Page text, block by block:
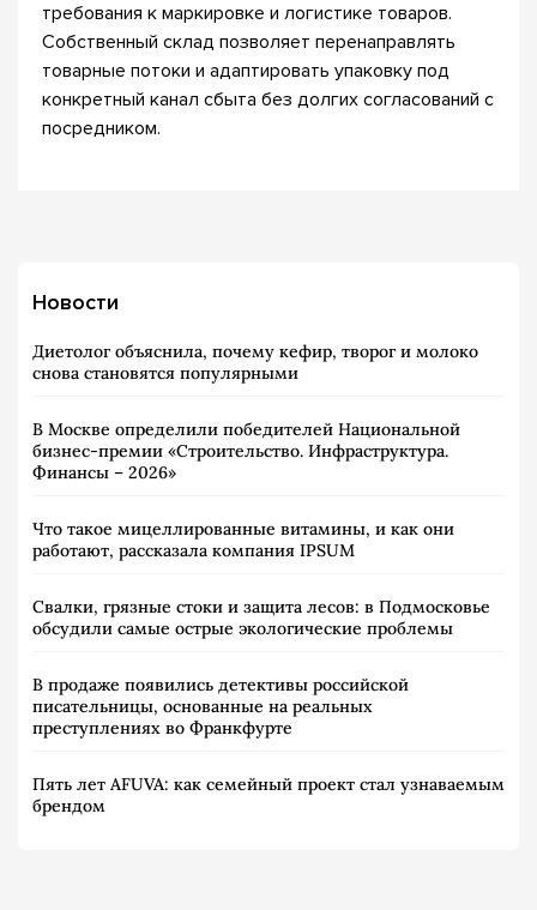
требования к маркировке и логистике товаров.
Собственный склад позволяет перенаправлять
товарные потоки и адаптировать упаковку под
конкретный канал сбыта без долгих согласований с
посредником.
Новости
Диетолог объяснила, почему кефир, творог и молоко
снова становятся популярными
В Москве определили победителей Национальной
бизнес-премии «Строительство. Инфраструктура.
Финансы – 2026»
Что такое мицеллированные витамины, и как они
работают, рассказала компания IPSUM
Свалки, грязные стоки и защита лесов: в Подмосковье
обсудили самые острые экологические проблемы
В продаже появились детективы российской
писательницы, основанные на реальных
преступлениях во Франкфурте
Пять лет AFUVA: как семейный проект стал узнаваемым
брендом